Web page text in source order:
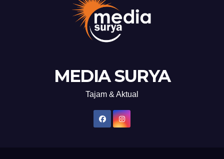
MEDIA SURYA
Tajam & Aktual